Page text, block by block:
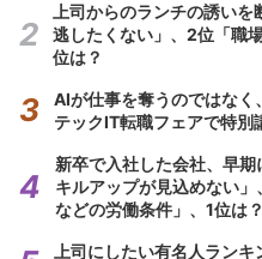
上司からのランチの誘い
逃したくない」、2位「職
位は？
AIが仕事を奪うのではな
テックIT転職フェアで特別
新卒で入社した会社、早
キルアップが見込めない
などの労働条件」、1位は？
上司にしたい有名人ラン